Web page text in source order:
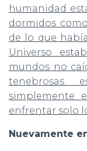
humanidad
dormidos
de lo que
Universo
mundos no
tenebrosas
simplemente
enfrentar solo
Nuevamente